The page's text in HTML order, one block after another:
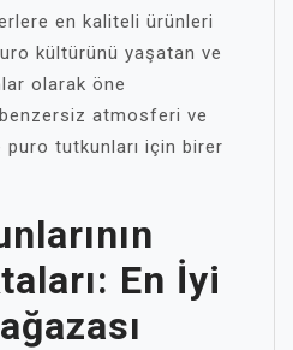
en kaliteli ürünleri
kültürünü yaşatan ve
olarak öne
benzersiz atmosferi ve
tutkunları için birer
En İyi